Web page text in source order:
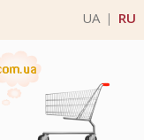
UA RU